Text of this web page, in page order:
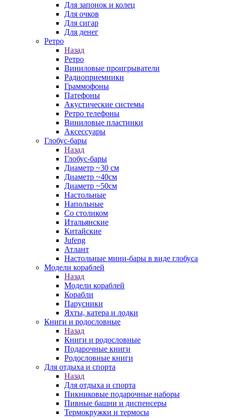
Для запонок и колец
Для очков
Для сигар
Для денег
Ретро
Назад
Ретро
Виниловые проигрыватели
Радиоприемники
Граммофоны
Патефоны
Акустические системы
Ретро телефоны
Виниловые пластинки
Аксессуары
Глобус-бары
Назад
Глобус-бары
Диаметр ~30 см
Диаметр ~40см
Диаметр ~50см
Настольные
Напольные
Со столиком
Итальянские
Китайские
Jufeng
Атлант
Настольные мини-бары в виде глобуса
Модели кораблей
Назад
Модели кораблей
Корабли
Парусники
Яхты, катера и лодки
Книги и родословные
Назад
Книги и родословные
Подарочные книги
Родословные книги
Для отдыха и спорта
Назад
Для отдыха и спорта
Пикниковые подарочные наборы
Пивные башни и диспенсеры
Термокружки и термосы